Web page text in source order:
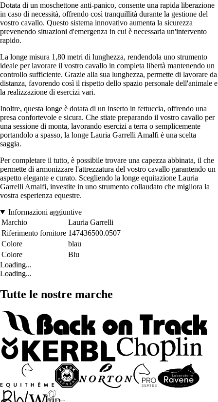
Dotata di un moschettone anti-panico, consente una rapida liberazione
in caso di necessità, offrendo così tranquillità durante la gestione del
vostro cavallo. Questo sistema innovativo aumenta la sicurezza
prevenendo situazioni d'emergenza in cui è necessaria un'intervento
rapido.
La longe misura 1,80 metri di lunghezza, rendendola uno strumento
ideale per lavorare il vostro cavallo in completa libertà mantenendo un
controllo sufficiente. Grazie alla sua lunghezza, permette di lavorare da
distanza, favorendo così il rispetto dello spazio personale dell'animale e
la realizzazione di esercizi vari.
Inoltre, questa longe è dotata di un inserto in fettuccia, offrendo una
presa confortevole e sicura. Che stiate preparando il vostro cavallo per
una sessione di monta, lavorando esercizi a terra o semplicemente
portandolo a spasso, la longe Lauria Garrelli Amalfi è una scelta
saggia.
Per completare il tutto, è possibile trovare una capezza abbinata, il che
permette di armonizzare l'attrezzatura del vostro cavallo garantendo un
aspetto elegante e curato. Scegliendo la longe equitazione Lauria
Garrelli Amalfi, investite in uno strumento collaudato che migliora la
vostra esperienza equestre.
Informazioni aggiuntive
Marchio
Lauria Garrelli
Riferimento fornitore 147436500.0507
Colore
blau
Colore
Blu
Loading...
Loading...
Tutte le nostre marche